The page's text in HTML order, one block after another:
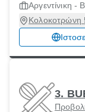
Αργεντίνικη -
Κολοκοτρώνη
3.